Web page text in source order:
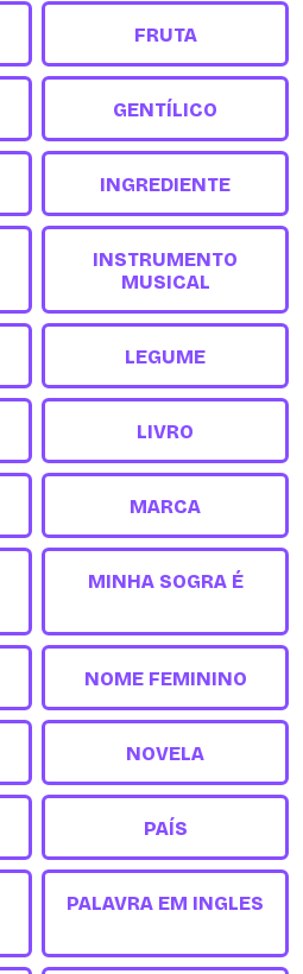
FRUTA
GENTÍLICO
INGREDIENTE
INSTRUMENTO
MUSICAL
LEGUME
LIVRO
MARCA
MINHA SOGRA É
NOME FEMININO
NOVELA
PAÍS
PALAVRA EM INGLES